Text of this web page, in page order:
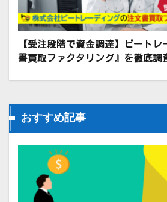
【受注段階で資金調達】ビート
書買取ファクタリング』を徹底調
おすすめ記事